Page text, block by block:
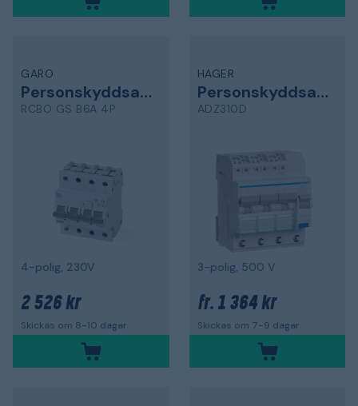
GARO
Personskyddsautomat
RCBO GS B6A 4P
4-polig, 230V
2 526 kr
Skickas om 8-10 dagar
HAGER
Personskyddsautomat
ADZ310D
3-polig, 500 V
fr. 1 364 kr
Skickas om 7-9 dagar